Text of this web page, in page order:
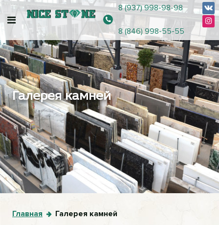
8 (937) 998-98-98
8 (846) 998-55-55
Галерея камней
Главная Галерея камней